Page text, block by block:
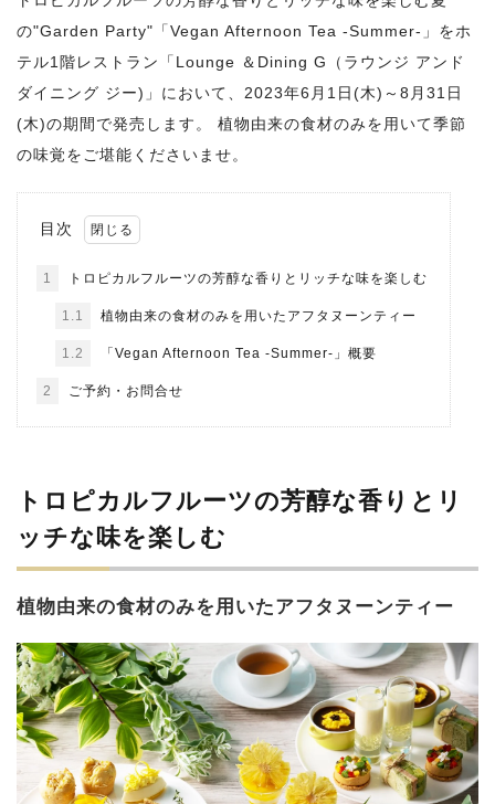
の"Garden Party"「Vegan Afternoon Tea -Summer-」をホ
テル1階レストラン「Lounge ＆Dining G（ラウンジ アンド
ダイニング ジー)」において、2023年6月1日(木)～8月31日
(木)の期間で発売します。 植物由来の食材のみを用いて季節
の味覚をご堪能くださいませ。
目次
1 トロピカルフルーツの芳醇な香りとリッチな味を楽しむ
1.1 植物由来の食材のみを用いたアフタヌーンティー
1.2 「Vegan Afternoon Tea -Summer-」概要
2 ご予約・お問合せ
トロピカルフルーツの芳醇な香りとリ
ッチな味を楽しむ
植物由来の食材のみを用いたアフタヌーンティー